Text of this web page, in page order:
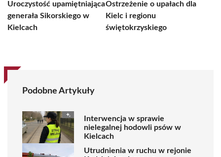
Uroczystość upamiętniająca
generała Sikorskiego w
Kielcach
Ostrzeżenie o upałach dla
Kielc i regionu
świętokrzyskiego
Podobne Artykuły
Interwencja w sprawie
nielegalnej hodowli psów w
Kielcach
Utrudnienia w ruchu w rejonie